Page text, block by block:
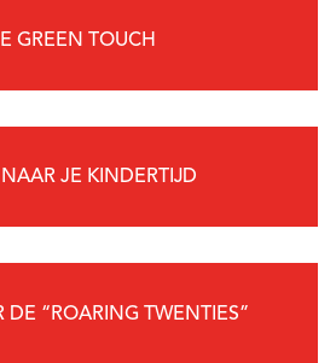
GREEN TOUCH
JE KINDERTIJD
DE “ROARING TWENTIES”